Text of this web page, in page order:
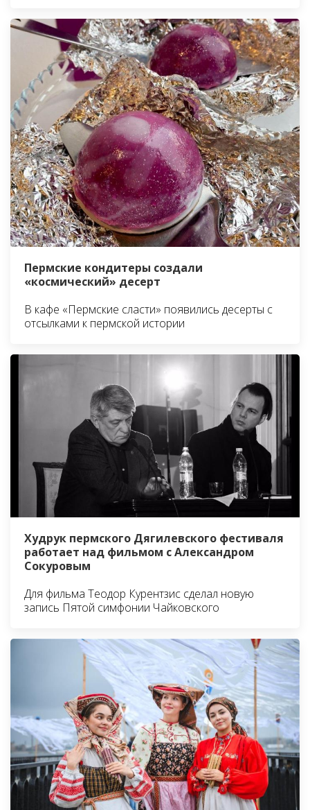
Пермские кондитеры создали
«космический» десерт
В кафе «Пермские сласти» появились десерты с
отсылками к пермской истории
Худрук пермского Дягилевского фестиваля
работает над фильмом с Александром
Сокуровым
Для фильма Теодор Курентзис сделал новую
запись Пятой симфонии Чайковского